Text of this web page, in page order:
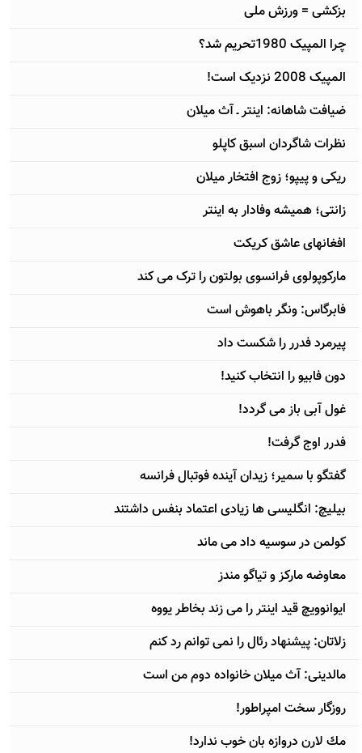
بزکشی = ورزش ملی
چرا المپیک 1980تحریم شد؟
المپیک 2008 نزدیک است!
ضیافت شاهانه: اینتر ـ آث میلان
نظرات شاگردان اسبق کاپلو
ریکی و پیپو؛ زوج افتخار میلان
زانتی؛ همیشه وفادار به اینتر
افغانهای عاشق کریکت
مارکوپولوی فرانسوی بولتون را ترک می کند
فابرگاس: ونگر باهوش است
پیرمرد فدرر را شکست داد
دون فابیو را انتخاب کنید!
غول آبی باز می گردد!
فدرر اوج گرفت!
گفتگو با سمیر؛ زیدان آینده فوتبال فرانسه
بیلیچ: انگلیسی ها زیادی اعتماد بنفس داشتند
کولمن در سوسیه داد می ماند
معاوضه مارکز و تیاگو مندز
ایوانوویچ قید اینتر را می زند بخاطر یووه
زلاتان: پیشنهاد رئال را نمی توانم رد کنم
مالدینی: آث میلان خانواده دوم من است
روزگار سخت امپراطور!
مك لارن دروازه بان خوب ندارد!